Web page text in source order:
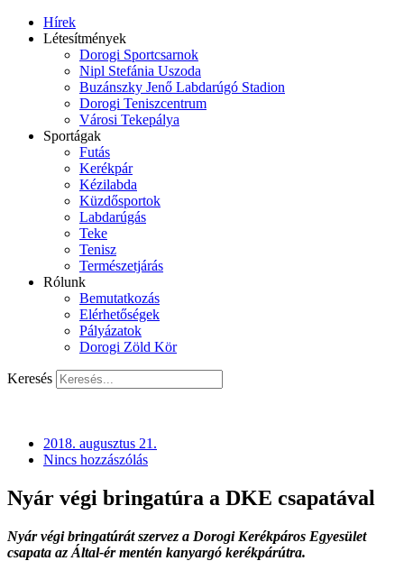
Hírek
Létesítmények
Dorogi Sportcsarnok
Nipl Stefánia Uszoda
Buzánszky Jenő Labdarúgó Stadion
Dorogi Teniszcentrum
Városi Tekepálya
Sportágak
Futás
Kerékpár
Kézilabda
Küzdősportok
Labdarúgás
Teke
Tenisz
Természetjárás
Rólunk
Bemutatkozás
Elérhetőségek
Pályázatok
Dorogi Zöld Kör
Keresés
2018. augusztus 21.
Nincs hozzászólás
Nyár végi bringatúra a DKE csapatával
Nyár végi bringatúrát szervez a Dorogi Kerékpáros Egyesület
csapata az Által-ér mentén kanyargó kerékpárútra.